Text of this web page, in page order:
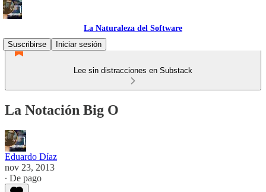
La Naturaleza del Software
Suscribirse
Iniciar sesión
Lee sin distracciones en Substack
La Notación Big O
Eduardo Díaz
nov 23, 2013
∙ De pago